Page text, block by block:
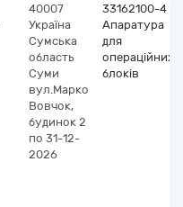
40007
Україна
Сумська
область
Суми
вул.Марко
Вовчок,
будинок 2
по 31-12-
2026
33162100-4
Апаратура
для
операційних
блоків